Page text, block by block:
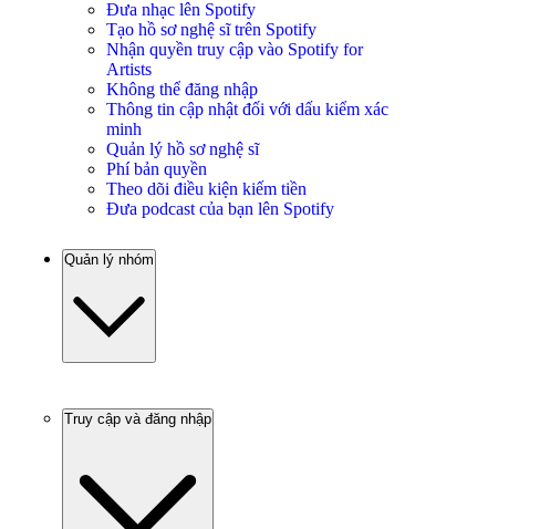
Đưa nhạc lên Spotify
Tạo hồ sơ nghệ sĩ trên Spotify
Nhận quyền truy cập vào Spotify for
Artists
Không thể đăng nhập
Thông tin cập nhật đối với dấu kiểm xác
minh
Quản lý hồ sơ nghệ sĩ
Phí bản quyền
Theo dõi điều kiện kiếm tiền
Đưa podcast của bạn lên Spotify
Quản lý nhóm
Truy cập và đăng nhập